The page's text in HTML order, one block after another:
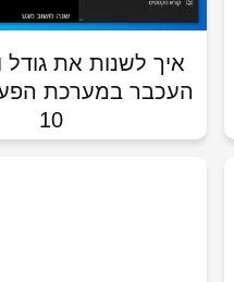
איך לשנות את גודל
העכבר במערכת
10